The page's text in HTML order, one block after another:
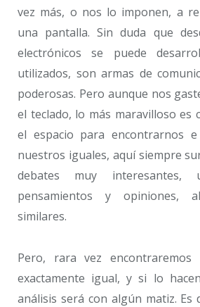
vez más, o nos lo imponen, a
una pantalla. Sin duda que
electrónicos se puede
utilizados, son armas de
poderosas. Pero aunque nos
el teclado, lo más maravilloso es
el espacio para encontrarnos
nuestros iguales, aquí siempre
debates muy
pensamientos y opiniones,
similares.
Pero, rara vez encontraremos
exactamente igual, y si lo
análisis será con algún matiz. Es